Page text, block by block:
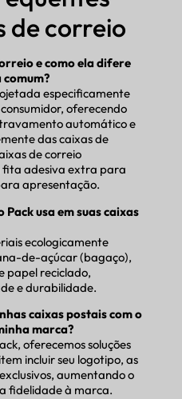
de correio
e como ela difere
comum?
especificamente
oferecendo
automático e
das caixas de
de correio
fita adesiva extra para
apresentação.
usa em suas caixas
ecologicamente
de-açúcar (bagaço),
papel reciclado,
e durabilidade.
caixas postais com o
marca?
oferecemos soluções
incluir seu logotipo, as
aumentando o
fidelidade à marca.